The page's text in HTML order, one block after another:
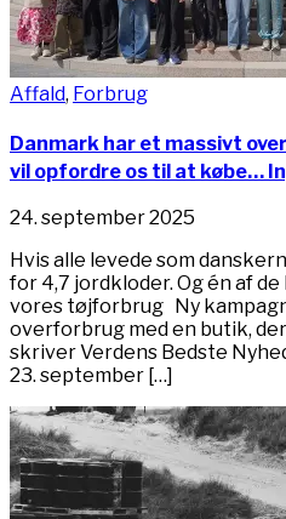
Affald, Forbrug
Danmark har et massivt
vil opfordre os til at købe…
24. september 2025
Hvis alle levede som
for 4,7 jordkloder. Og én af
vores tøjforbrug Ny
overforbrug med en butik,
skriver Verdens Bedste
23. september […]